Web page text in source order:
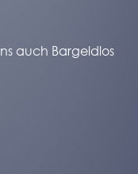
auch Bargeldlos